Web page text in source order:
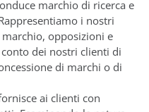
marchio di ricerca e
i nostri
opposizioni e
dei nostri clienti di
di marchi o di
ai clienti con